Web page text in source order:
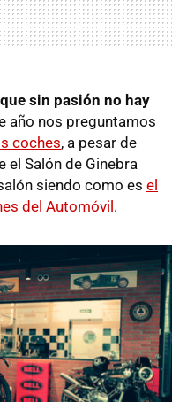
sin pasión no hay
año nos preguntamos
coches, a pesar de
el Salón de Ginebra
siendo como es el
del Automóvil.